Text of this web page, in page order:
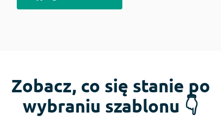
Zobacz, co się stanie po
wybraniu szablonu 👇